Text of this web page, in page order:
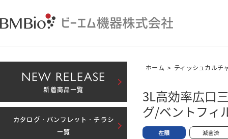
ホーム > ティッシュカルチ
3L高効率広口
グ/ベントフ
NEW RELEASE
新着商品一覧
カタログ・パンフレット・チラシ
一覧